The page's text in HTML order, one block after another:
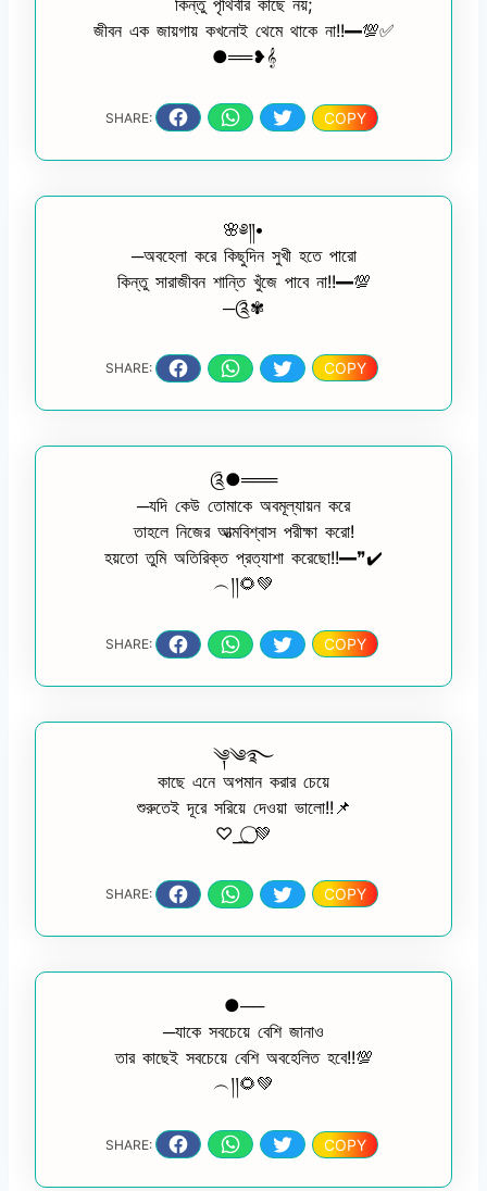
কিন্তু পৃথিবীর কাছে নয়;
জীবন এক জায়গায় কখনোই থেমে থাকে না!!━💯✅
●══❥𝄞
SHARE: COPY
🌸༅༎•
─অবহেলা করে কিছুদিন সুখী হতে পারো
কিন্তু সারাজীবন শান্তি খুঁজে পাবে না!!━💯
─༊✾
SHARE: COPY
༊●═══
─যদি কেউ তোমাকে অবমূল্যায়ন করে
তাহলে নিজের আত্মবিশ্বাস পরীক্ষা করো!
হয়তো তুমি অতিরিক্ত প্রত্যাশা করেছো!!━❞✔️
︵།།🌻💚
SHARE: COPY
༆༄࿐
কাছে এনে অপমান করার চেয়ে
শুরুতেই দূরে সরিয়ে দেওয়া ভালো!!📌
♡︎⎯͢⎯⃝💚
SHARE: COPY
●──
─যাকে সবচেয়ে বেশি জানাও
তার কাছেই সবচেয়ে বেশি অবহেলিত হবে!!💯
︵།།🌻💚
SHARE: COPY